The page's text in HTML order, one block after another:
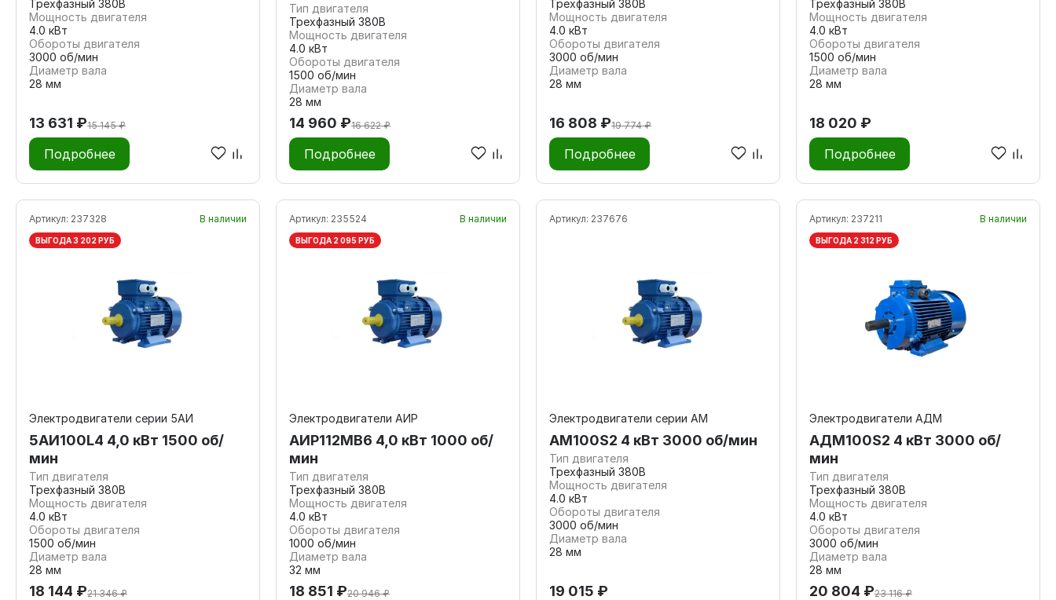
Трехфазный 380В
Мощность двигателя
4.0 кВт
Обороты двигателя
3000 об/мин
Диаметр вала
28 мм
13 631 ₽15 145 ₽
Подробнее
Тип двигателя
Трехфазный 380В
Мощность двигателя
4.0 кВт
Обороты двигателя
1500 об/мин
Диаметр вала
28 мм
14 960 ₽16 622 ₽
Подробнее
Трехфазный 380В
Мощность двигателя
4.0 кВт
Обороты двигателя
3000 об/мин
Диаметр вала
28 мм
16 808 ₽19 774 ₽
Подробнее
Трехфазный 380В
Мощность двигателя
4.0 кВт
Обороты двигателя
1500 об/мин
Диаметр вала
28 мм
18 020 ₽
Подробнее
Артикул: 237328 В наличии
ВЫГОДА 3 202 РУБ
Электродвигатели серии 5АИ
5АИ100L4 4,0 кВт 1500 об/
мин
Тип двигателя
Трехфазный 380В
Мощность двигателя
4.0 кВт
Обороты двигателя
1500 об/мин
Диаметр вала
28 мм
18 144 ₽21 346 ₽
Артикул: 235524 В наличии
ВЫГОДА 2 095 РУБ
Электродвигатели АИР
АИР112МВ6 4,0 кВт 1000 об/
мин
Тип двигателя
Трехфазный 380В
Мощность двигателя
4.0 кВт
Обороты двигателя
1000 об/мин
Диаметр вала
32 мм
18 851 ₽20 946 ₽
Артикул: 237676
Электродвигатели серии АМ
АМ100S2 4 кВт 3000 об/мин
Тип двигателя
Трехфазный 380В
Мощность двигателя
4.0 кВт
Обороты двигателя
3000 об/мин
Диаметр вала
28 мм
19 015 ₽
Артикул: 237211 В наличии
ВЫГОДА 2 312 РУБ
Электродвигатели АДМ
АДМ100S2 4 кВт 3000 об/
мин
Тип двигателя
Трехфазный 380В
Мощность двигателя
4.0 кВт
Обороты двигателя
3000 об/мин
Диаметр вала
28 мм
20 804 ₽23 116 ₽